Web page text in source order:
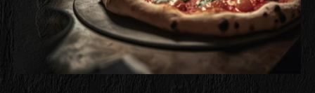
C.G.V